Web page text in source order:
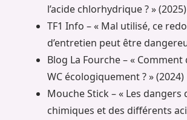
l’acide chlorhydrique ? » (2025)
TF1 Info – « Mal utilisé, ce
d’entretien peut être
Blog La Fourche – «
WC écologiquement ? » (2024)
Mouche Stick – « Les
chimiques et des différents